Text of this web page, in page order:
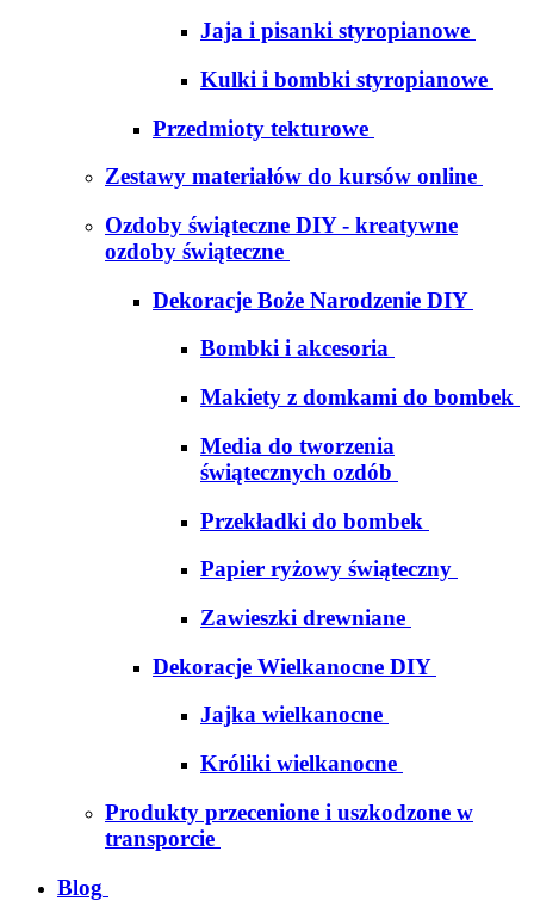
Jaja i pisanki styropianowe
Kulki i bombki styropianowe
Przedmioty tekturowe
Zestawy materiałów do kursów online
Ozdoby świąteczne DIY - kreatywne
ozdoby świąteczne
Dekoracje Boże Narodzenie DIY
Bombki i akcesoria
Makiety z domkami do bombek
Media do tworzenia
świątecznych ozdób
Przekładki do bombek
Papier ryżowy świąteczny
Zawieszki drewniane
Dekoracje Wielkanocne DIY
Jajka wielkanocne
Króliki wielkanocne
Produkty przecenione i uszkodzone w
transporcie
Blog